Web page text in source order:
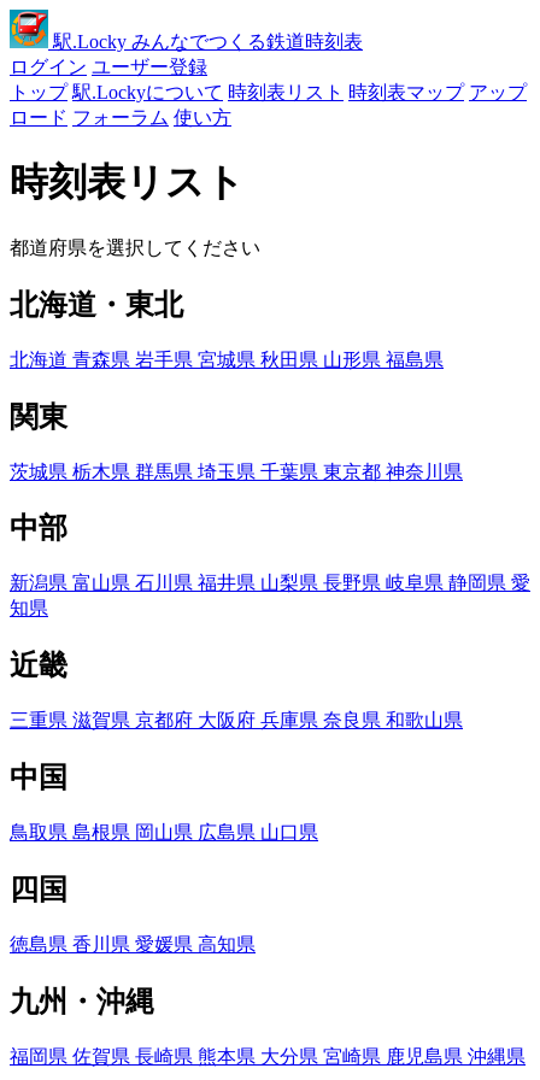
駅.Locky みんなでつくる鉄道時刻表
ログイン ユーザー登録
トップ 駅.Lockyについて 時刻表リスト 時刻表マップ アップ
ロード フォーラム 使い方
時刻表リスト
都道府県を選択してください
北海道・東北
北海道 青森県 岩手県 宮城県 秋田県 山形県 福島県
関東
茨城県 栃木県 群馬県 埼玉県 千葉県 東京都 神奈川県
中部
新潟県 富山県 石川県 福井県 山梨県 長野県 岐阜県 静岡県 愛
知県
近畿
三重県 滋賀県 京都府 大阪府 兵庫県 奈良県 和歌山県
中国
鳥取県 島根県 岡山県 広島県 山口県
四国
徳島県 香川県 愛媛県 高知県
九州・沖縄
福岡県 佐賀県 長崎県 熊本県 大分県 宮崎県 鹿児島県 沖縄県